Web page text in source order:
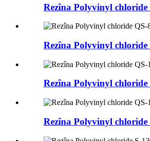
Rezîna Polyvinyl chloride
Rezîna Polyvinyl chloride
Rezîna Polyvinyl chloride
Rezîna Polyvinyl chloride